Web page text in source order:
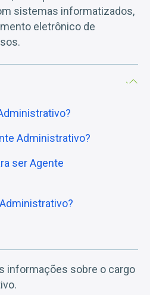
sistemas informatizados,
eletrônico de
Administrativo?
ser Agente
informações sobre o cargo